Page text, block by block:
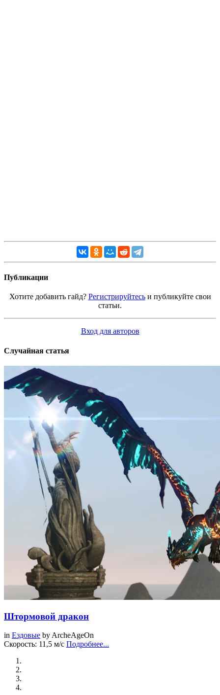
Публикации
Хотите добавить гайд? Регистрируйтесьи публикуйте свои
статьи.
Вход для авторов
Случайная статья
Штормовой дракон
in Ездовые by ArcheAgeOn
Скорость: 11,5 м/с Подробнее...